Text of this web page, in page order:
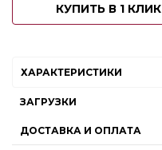
КУПИТЬ В 1 КЛИК
ХАРАКТЕРИСТИКИ
ЗАГРУЗКИ
ДОСТАВКА И ОПЛАТА